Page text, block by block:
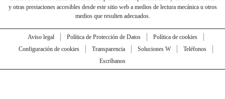
y otras prestaciones accesibles desde este sitio web a medios de lectura mecánica u otros
medios que resulten adecuados.
Aviso legal Política de Protección de Datos
Política de cookies
Configuración de cookies
Transparencia Soluciones W
Teléfonos
Escríbanos